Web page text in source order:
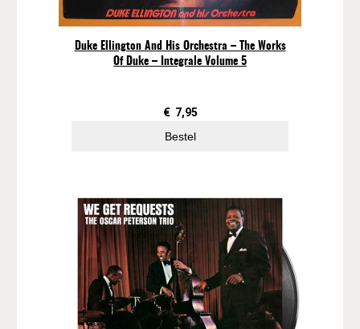
Duke Ellington And His Orchestra – The Works
Of Duke – Integrale Volume 5
€ 7,95
Bestel